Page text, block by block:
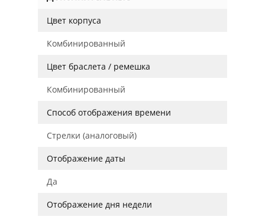
Цвет корпуса
Комбинированный
Цвет браслета / ремешка
Комбинированный
Способ отображения времени
Стрелки (аналоговый)
Отображение даты
Да
Отображение дня недели